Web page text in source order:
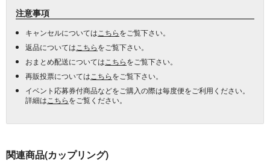
注意事項
キャンセルについては こちらをご覧下さい。
返品については こちらをご覧下さい。
おまとめ配送については こちらをご覧下さい。
再販投票については こちらをご覧下さい。
イベント応募券付商品などをご購入の際は毎度便をご利用ください。
詳細は こちらをご覧ください。
関連商品(カップリング)